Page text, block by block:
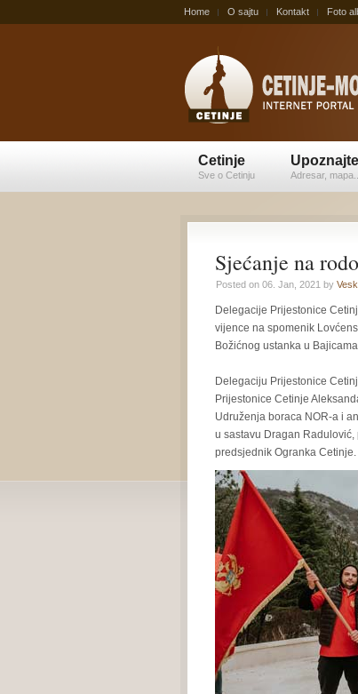
Home O sajtu Kontakt Foto
Cetinje
Sve o Cetinju Adresar, mapa...
Sjećanje na
Posted on 06. Jan, 2021 by
Delegacije Prijestonice
vijence na spomenik
Božićnog ustanka u
Delegaciju Prijestonice
Prijestonice Cetinje
Udruženja boraca NOR-a i
u sastavu Dragan
predsjednik Ogranka Cetinje.